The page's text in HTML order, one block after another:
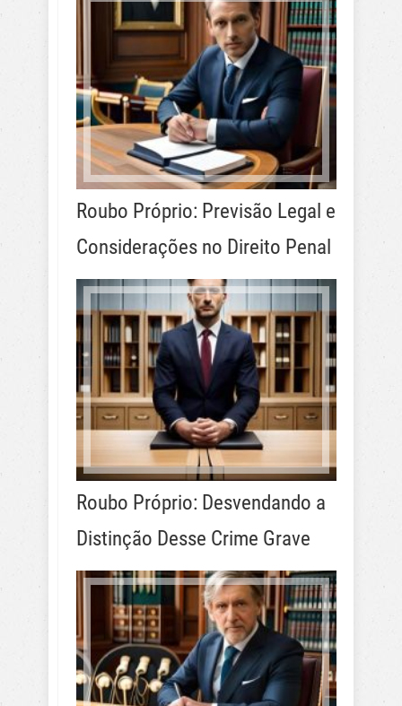
Roubo Próprio: Previsão Legal e
Considerações no Direito Penal
Roubo Próprio: Desvendando a
Distinção Desse Crime Grave